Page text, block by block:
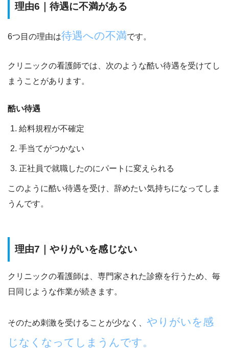
理由6｜待遇に不満がある
6つ目の理由は待遇への不満です。
クリニックの看護師では、次のような酷い待遇を受けてし
まうことがあります。
酷い待遇
給料規程が不確定
手当てがつかない
正社員で就職したのにパートに変えられる
このように酷い待遇を受け、辞めたい気持ちになってしま
うんです。
理由7｜やりがいを感じない
クリニックの看護師は、専門家された診療を行うため、毎
日同じような作業が続きます。
そのため刺激を受けることが少なく、 やりがいを感
じなくなってしまうんです。